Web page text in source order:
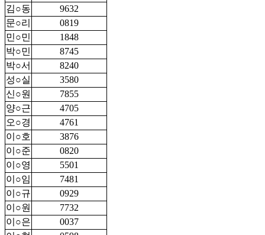
김○동
9632
문○리
0819
민○민
1848
박○민
8745
박○서
8240
성○실
3580
신○원
7855
양○근
4705
오○경
4761
이○호
3876
이○준
0820
이○영
5501
이○임
7481
이○규
0929
이○원
7732
이○은
0037